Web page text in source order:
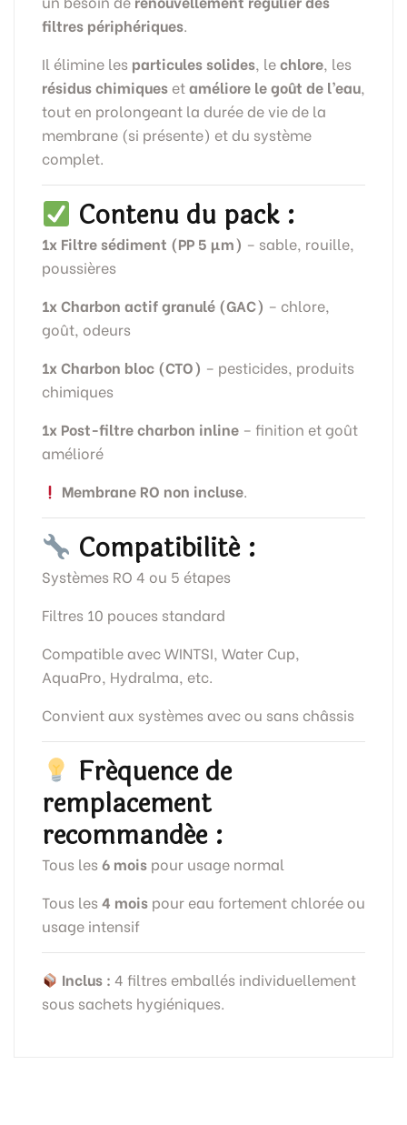
filtres périphériques.
Il élimine les particules solides, lechlore, les
résidus chimiques etaméliore le goût de l’eau,
tout en prolongeant la durée de vie de la
membrane (si présente) et du système
complet.
Contenu du pack :
1x Filtre sédiment (PP 5 µm) – sable, rouille,
poussières
1x Charbon actif granulé (GAC) – chlore,
goût, odeurs
1x Charbon bloc (CTO) – pesticides, produits
chimiques
1x Post-filtre charbon inline – finition et goût
amélioré
Membrane RO non incluse.
Compatibilité :
Systèmes RO 4 ou 5 étapes
Filtres 10 pouces standard
Compatible avec WINTSI, Water Cup,
AquaPro, Hydralma, etc.
Convient aux systèmes avec ou sans châssis
Fréquence de
remplacement
recommandée :
Tous les6 mois pour usage normal
Tous les4 mois pour eau fortement chlorée ou
usage intensif
Inclus : 4 filtres emballés individuellement
sous sachets hygiéniques.